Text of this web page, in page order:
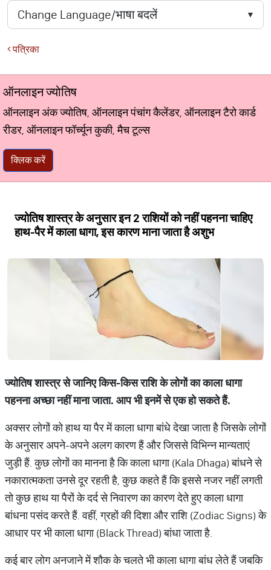
पत्रिका
ऑनलाइन ज्योतिष
ऑनलाइन अंक ज्योतिष, ऑनलाइन पंचांग कैलेंडर, ऑनलाइन टैरो कार्ड
रीडर, ऑनलाइन फॉर्च्यून कुकी, मैच टूल्स
क्लिक करें
ज्योतिष शास्त्र के अनुसार इन 2 राशियों को नहीं पहनना चाहिए
हाथ-पैर में काला धागा, इस कारण माना जाता है अशुभ
ज्योतिष शास्त्र से जानिए किस-किस राशि के लोगों का काला धागा
पहनना अच्छा नहीं माना जाता. आप भी इनमें से एक हो सकते हैं.
अक्सर लोगों को हाथ या पैर में काला धागा बांधे देखा जाता है जिसके लोगों
के अनुसार अपने-अपने अलग कारण हैं और जिससे विभिन्न मान्यताएं
जुड़ी हैं. कुछ लोगों का मानना है कि काला धागा (Kala Dhaga) बांधने से
नकारात्मकता उनसे दूर रहती है, कुछ कहते हैं कि इससे नजर नहीं लगती
तो कुछ हाथ या पैरों के दर्द से निवारण का कारण देते हुए काला धागा
बांधना पसंद करते हैं. वहीं, ग्रहों की दिशा और राशि (Zodiac Signs) के
आधार पर भी काला धागा (Black Thread) बांधा जाता है.
कई बार लोग अनजाने में शौक के चलते भी काला धागा बांध लेते हैं जबकि